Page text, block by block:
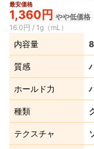
最安価格
1,360円 やや低価格
16.0円 / 1g（mL）
内容量
質感
ホールド力
種類
テクスチャ